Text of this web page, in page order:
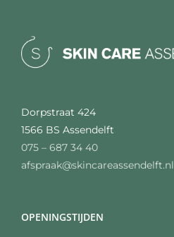
Dorpstraat 424
1566 BS Assendelft
075 – 687 34 40
afspraak@skincareassendelft.nl
OPENINGSTIJDEN